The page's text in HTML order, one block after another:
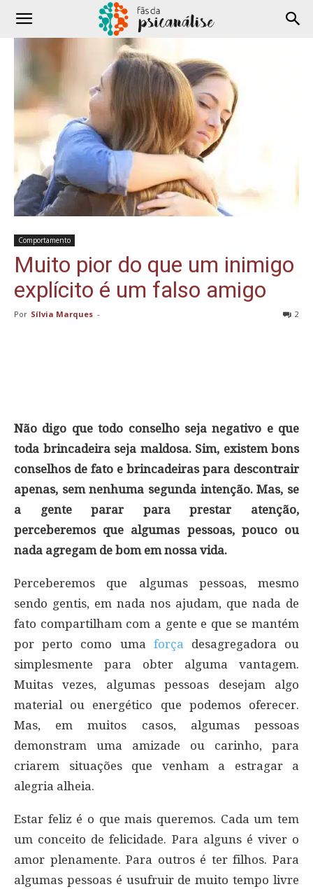
Comportamento
Muito pior do que um inimigo
explícito é um falso amigo
Por Sílvia Marques - 2
Não digo que todo conselho seja negativo e que
toda brincadeira seja maldosa. Sim, existem bons
conselhos de fato e brincadeiras para descontrair
apenas, sem nenhuma segunda intenção. Mas, se
a gente parar para prestar atenção,
perceberemos que algumas pessoas, pouco ou
nada agregam de bom em nossa vida.
Perceberemos que algumas pessoas, mesmo
sendo gentis, em nada nos ajudam, que nada de
fato compartilham com a gente e que se mantém
por perto como uma força desagregadora ou
simplesmente para obter alguma vantagem.
Muitas vezes, algumas pessoas desejam algo
material ou energético que podemos oferecer.
Mas, em muitos casos, algumas pessoas
demonstram uma amizade ou carinho, para
criarem situações que venham a estragar a
alegria alheia.
Estar feliz é o que mais queremos. Cada um tem
um conceito de felicidade. Para alguns é viver o
amor plenamente. Para outros é ter filhos. Para
algumas pessoas é usufruir de muito tempo livre